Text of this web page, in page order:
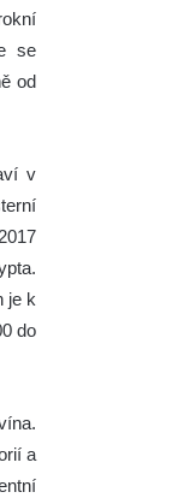
se
od
v
je k
do
a